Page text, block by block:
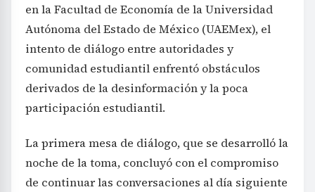
en la Facultad de Economía de la Universidad
Autónoma del Estado de México (UAEMex), el
intento de diálogo entre autoridades y
comunidad estudiantil enfrentó obstáculos
derivados de la desinformación y la poca
participación estudiantil.
La primera mesa de diálogo, que se desarrolló la
noche de la toma, concluyó con el compromiso
de continuar las conversaciones al día siguiente